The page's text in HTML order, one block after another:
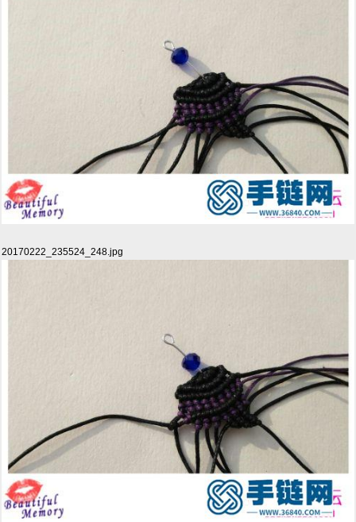
20170222_235524_248.jpg